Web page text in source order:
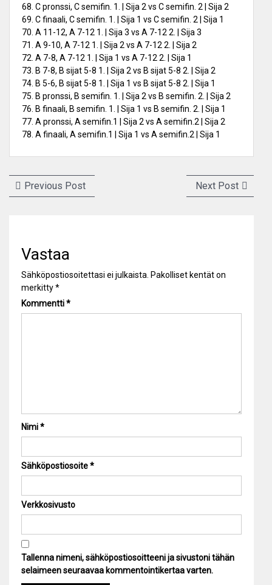
68. C pronssi, C semifin. 1. | Sija 2 vs C semifin. 2 | Sija 2
69. C finaali, C semifin. 1. | Sija 1 vs C semifin. 2 | Sija 1
70. A 11-12, A 7-12 1. | Sija 3 vs A 7-12 2. | Sija 3
71. A 9-10, A 7-12 1. | Sija 2 vs A 7-12 2. | Sija 2
72. A 7-8, A 7-12 1. | Sija 1 vs A 7-12 2. | Sija 1
73. B 7-8, B sijat 5-8 1. | Sija 2 vs B sijat 5-8 2. | Sija 2
74. B 5-6, B sijat 5-8 1. | Sija 1 vs B sijat 5-8 2. | Sija 1
75. B pronssi, B semifin. 1. | Sija 2 vs B semifin. 2. | Sija 2
76. B finaali, B semifin. 1. | Sija 1 vs B semifin. 2. | Sija 1
77. A pronssi, A semifin.1 | Sija 2 vs A semifin.2 | Sija 2
78. A finaali, A semifin.1 | Sija 1 vs A semifin.2 | Sija 1
Artikkelien
Previous PostPrevious
post:
Next PostNext
post:
Vastaa
Sähköpostiosoitettasi ei julkaista. Pakolliset kentät on
merkitty*
Kommentti*
Nimi*
Sähköpostiosoite*
Verkkosivusto
Tallenna nimeni, sähköpostiosoitteeni ja sivustoni tähän
selaimeen seuraavaa kommentointikertaa varten.